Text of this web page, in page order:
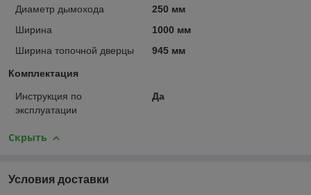
Диаметр дымохода
250 мм
Ширина
1000 мм
Ширина топочной дверцы
945 мм
Комплектация
Инструкция по
эксплуатации
Да
Скрыть
Условия доставки